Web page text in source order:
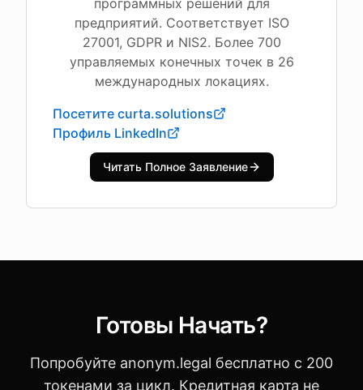
программных решений для
предприятий. Соответствует ISO
27001, GDPR и NIS2. Более 700
управляемых конечных точек в 26
международных локациях.
Посетите curta.solutions
Профиль LinkedIn
Читать Полное Заявление
Готовы Начать?
Попробуйте anonym.legal бесплатно с 200
токенами за цикл. Кредитная карта не